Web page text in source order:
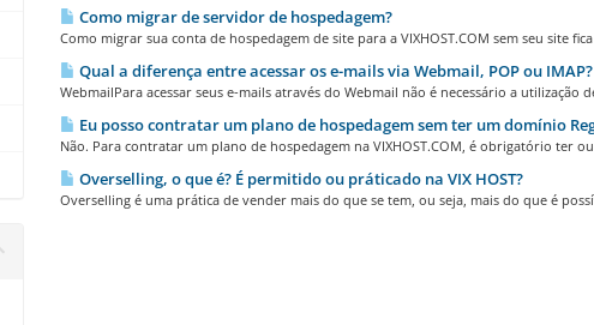
Como migrar de servidor de hospedagem?
Como migrar sua conta de hospedagem de site para a VIXHOST.COM sem seu site
Qual a diferença entre acessar os e-mails via Webmail, POP ou IMAP?
WebmailPara acessar seus e-mails através do Webmail não é necessário a utilização
Eu posso contratar um plano de hospedagem sem ter um domínio
Não. Para contratar um plano de hospedagem na VIXHOST.COM, é obrigatório ter
Overselling, o que é? É permitido ou práticado na VIX HOST?
Overselling é uma prática de vender mais do que se tem, ou seja, mais do que é